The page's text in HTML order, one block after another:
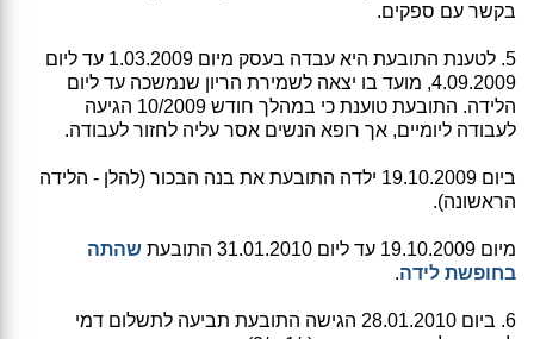
בקשר עם ספקים.
5. לטענת התובעת היא עבדה בעסק מיום 1.03.2009 עד ליום
4.09.2009, מועד בו יצאה לשמירת הריון שנמשכה עד ליום
הלידה. התובעת טוענת כי במהלך חודש 10/2009 הגיעה
לעבודה ליומיים, אך רופא הנשים אסר עליה לחזור לעבודה.
ביום 19.10.2009 ילדה התובעת את בנה הבכור (להלן - הלידה
הראשונה).
מיום 19.10.2009 עד ליום 31.01.2010 התובעת
שהתה
בחופשת לידה.
6. ביום 28.01.2010 הגישה התובעת תביעה לתשלום דמי